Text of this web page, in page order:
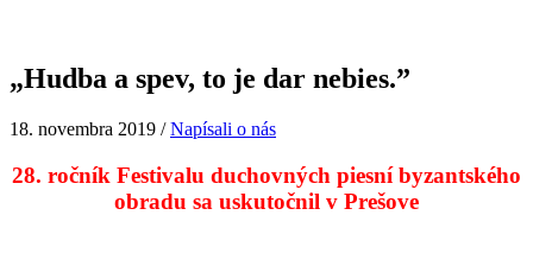
„Hudba a spev, to je dar nebies.”
18. novembra 2019 /Napísali o nás
28. ročník Festivalu duchovných piesní byzantského
obradu sa uskutočnil v Prešove